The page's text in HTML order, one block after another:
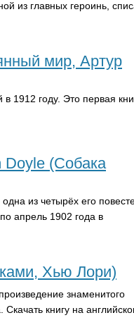
из главных героинь,
мир, Артур
1912 году. Это первая
Doyle (Собака
из четырёх его
апрель 1902 года в
Хью Лори)
знаменитого
книгу на